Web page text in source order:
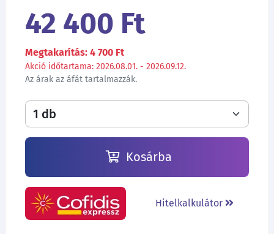
42 400 Ft
Megtakarítás: 4 700 Ft
Akció időtartama: 2026.08.01. - 2026.09.12.
Az árak az áfát tartalmazzák.
Kosárba
Hitelkalkulátor